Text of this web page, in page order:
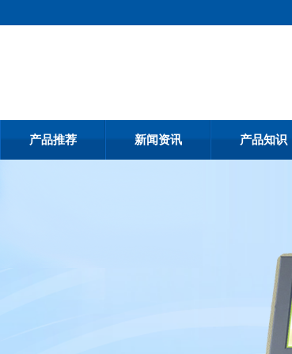
产品推荐 新闻资讯 产品知识